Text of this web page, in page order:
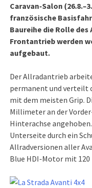
Caravan-Salon
französische
Baureihe die Rolle
Frontantrieb werden
aufgebaut.
Der Allradantrieb
permanent und verteilt
mit dem meisten Grip.
Millimeter an der
Hinterachse
Unterseite durch ein
Allradversionen aller
Blue HDI-Motor mit 120